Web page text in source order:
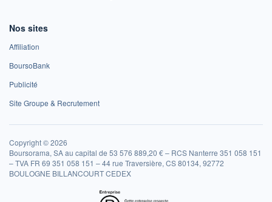
Nos sites
Affiliation
BoursoBank
Publicité
Site Groupe & Recrutement
Copyright © 2026
Boursorama, SA au capital de 53 576 889,20 € – RCS Nanterre 351 058 151
– TVA FR 69 351 058 151 – 44 rue Traversière, CS 80134, 92772
BOULOGNE BILLANCOURT CEDEX